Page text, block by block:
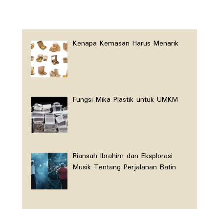
Kenapa Kemasan Harus Menarik
Fungsi Mika Plastik untuk UMKM
Riansah Ibrahim dan Eksplorasi
Musik Tentang Perjalanan Batin